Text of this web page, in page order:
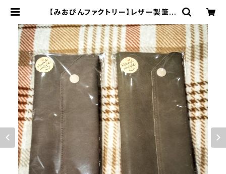
【みおぴんファクトリー】レザー製筆入
ボ）ウォーハンマー中心のミニチュア
ゲームショップ